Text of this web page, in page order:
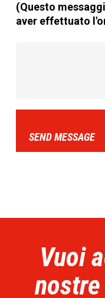
(Questo
aver effettuato
SEND MESSAGE
Vuoi